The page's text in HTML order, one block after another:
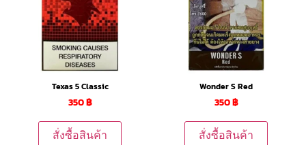
Texas 5 Classic
350฿
สั่งซื้อสินค้า
Wonder S Red
350฿
สั่งซื้อสินค้า